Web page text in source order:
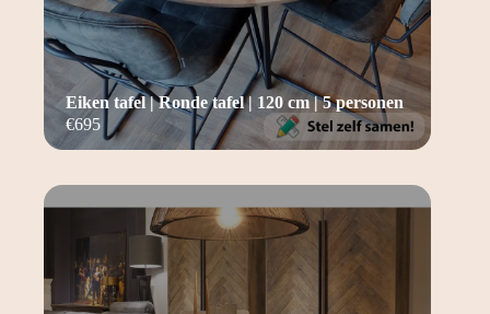
€695
Eiken tafel | Ronde tafel | 120 cm | 5 personen